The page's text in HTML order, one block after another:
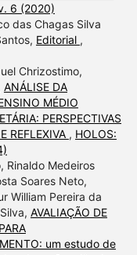
6 (2020)
das Chagas Silva
Editorial ,
Chrizostimo,
ANÁLISE DA
MÉDIO
PERSPECTIVAS
REFLEXIVA , HOLOS:
Rinaldo Medeiros
Soares Neto,
William Pereira da
AVALIAÇÃO DE
um estudo de